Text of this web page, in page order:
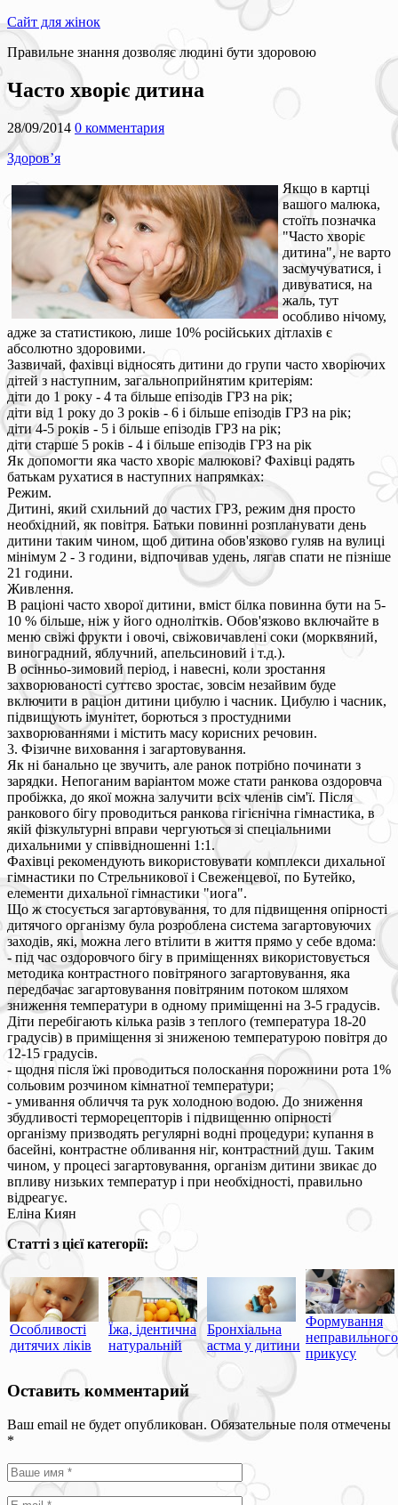
Сайт для жінок
Правильне знання дозволяє людині бути здоровою
Часто хворіє дитина
28/09/2014 0 комментария
Здоров’я
Якщо в картці
вашого малюка,
стоїть позначка
"Часто хворіє
дитина", не варто
засмучуватися, і
дивуватися, на
жаль, тут
особливо нічому,
адже за статистикою, лише 10% російських дітлахів є
абсолютно здоровими.
Зазвичай, фахівці відносять дитини до групи часто хворіючих
дітей з наступним, загальноприйнятим критеріям:
діти до 1 року - 4 та більше епізодів ГРЗ на рік;
діти від 1 року до 3 років - 6 і більше епізодів ГРЗ на рік;
діти 4-5 років - 5 і більше епізодів ГРЗ на рік;
діти старше 5 років - 4 і більше епізодів ГРЗ на рік
Як допомогти яка часто хворіє малюкові? Фахівці радять
батькам рухатися в наступних напрямках:
Режим.
Дитині, який схильний до частих ГРЗ, режим дня просто
необхідний, як повітря. Батьки повинні розпланувати день
дитини таким чином, щоб дитина обов'язково гуляв на вулиці
мінімум 2 - 3 години, відпочивав удень, лягав спати не пізніше
21 години.
Живлення.
В раціоні часто хворої дитини, вміст білка повинна бути на 5-
10 % більше, ніж у його однолітків. Обов'язково включайте в
меню свіжі фрукти і овочі, свіжовичавлені соки (морквяний,
виноградний, яблучний, апельсиновий і т.д.).
В осінньо-зимовий період, і навесні, коли зростання
захворюваності суттєво зростає, зовсім незайвим буде
включити в раціон дитини цибулю і часник. Цибулю і часник,
підвищують імунітет, борються з простудними
захворюваннями і містить масу корисних речовин.
3. Фізичне виховання і загартовування.
Як ні банально це звучить, але ранок потрібно починати з
зарядки. Непоганим варіантом може стати ранкова оздоровча
пробіжка, до якої можна залучити всіх членів сім'ї. Після
ранкового бігу проводиться ранкова гігієнічна гімнастика, в
якій фізкультурні вправи чергуються зі спеціальними
дихальними у співвідношенні 1:1.
Фахівці рекомендують використовувати комплекси дихальної
гімнастики по Стрельникової і Свеженцевої, по Бутейко,
елементи дихальної гімнастики "иога".
Що ж стосується загартовування, то для підвищення опірності
дитячого організму була розроблена система загартовуючих
заходів, які, можна лего втілити в життя прямо у себе вдома:
- під час оздоровчого бігу в приміщеннях використовується
методика контрастного повітряного загартовування, яка
передбачає загартовування повітряним потоком шляхом
зниження температури в одному приміщенні на 3-5 градусів.
Діти перебігають кілька разів з теплого (температура 18-20
градусів) в приміщення зі зниженою температурою повітря до
12-15 градусів.
- щодня після їжі проводиться полоскання порожнини рота 1%
сольовим розчином кімнатної температури;
- умивання обличчя та рук холодною водою. До зниження
збудливості терморецепторів і підвищенню опірності
організму призводять регулярні водні процедури: купання в
басейні, контрастне обливання ніг, контрастний душ. Таким
чином, у процесі загартовування, організм дитини звикає до
впливу низьких температур і при необхідності, правильно
відреагує.
Еліна Киян
Статті з цієї категорії:
Особливості
дитячих ліків
Їжа, ідентична
натуральній
Бронхіальна
астма у дитини
Формування
неправильного
прикусу
Оставить комментарий
Ваш email не будет опубликован. Обязательные поля отмечены
*